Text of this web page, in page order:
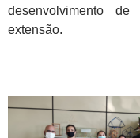
desenvolvimento
extensão.